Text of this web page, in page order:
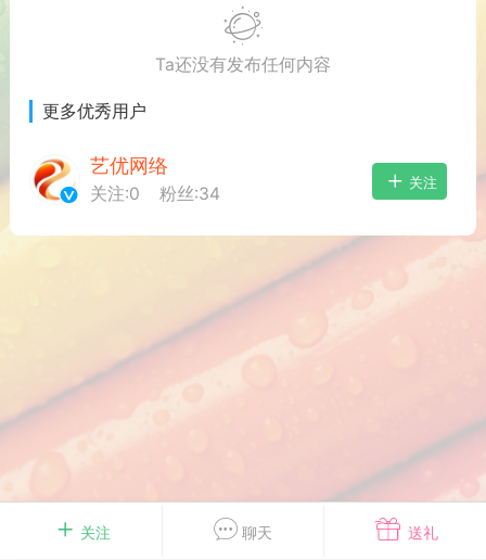
问答 闲谈
排行
VIP 7
29 21:24
网盘下载
Laptop Go 2 i5/8/128 – Windows
关注 聊天 送礼
Ta还没有发布任何内容
更多优秀用户
艺优网络
关注:0 粉丝:34
关注